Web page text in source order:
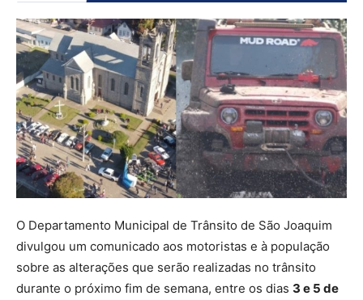
O Departamento Municipal de Trânsito de São Joaquim
divulgou um comunicado aos motoristas e à população
sobre as alterações que serão realizadas no trânsito
durante o próximo fim de semana, entre os dias 3 e 5 de